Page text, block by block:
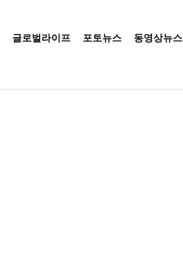
글로벌라이프 포토뉴스 동영상뉴스